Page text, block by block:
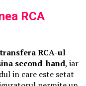
RCA
transfera RCA-ul
second-hand, iar
in care este setat